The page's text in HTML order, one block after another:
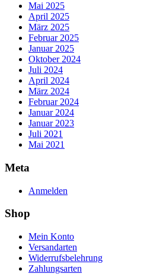
Mai 2025
April 2025
März 2025
Februar 2025
Januar 2025
Oktober 2024
Juli 2024
April 2024
März 2024
Februar 2024
Januar 2024
Januar 2023
Juli 2021
Mai 2021
Meta
Anmelden
Shop
Mein Konto
Versandarten
Widerrufsbelehrung
Zahlungsarten